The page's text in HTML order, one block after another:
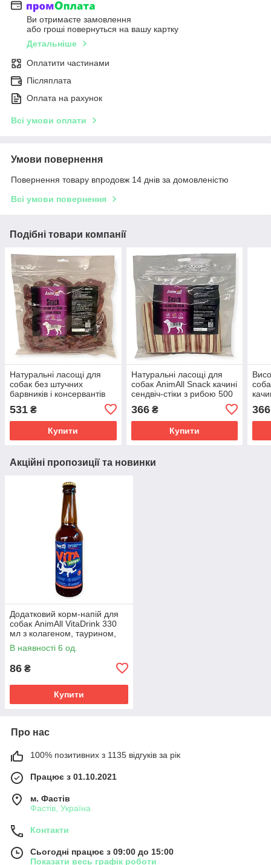
Ви отримаєте замовлення
або гроші повернуться на вашу картку
Детальніше
Оплатити частинами
Післяплата
Оплата на рахунок
Всі умови оплати
Умови повернення
Повернення товару впродовж 14 днів за домовленістю
Всі умови повернення
Подібні товари компанії
Натуральні ласощі для
собак без штучних
барвників і консервантів
сосиски 500 г
531 ₴
Купити
Натуральні ласощі для
собак AnimAll Snack качині
сендвіч-стіки з рибою 500
366₴
Купити
366
Акційні пропозиції та новинки
Додатковий корм-напій для
собак AnimAll VitaDrink 330
мл з колагеном, таурином,
ехінацеєю та амінокислотами
для імунітету
В наявності 6 од.
86 ₴
Купити
Про нас
100% позитивних з 1135 відгуків за рік
Працює з 01.10.2021
м. Фастів
Фастів, Україна
Контакти
Сьогодні працює з 09:00 до 15:00
Показати весь графік роботи